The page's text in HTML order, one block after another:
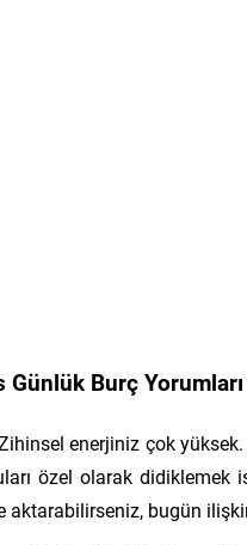
Burç Yorumları
enerjiniz çok
özel olarak didiklemek
aktarabilirseniz, bugün